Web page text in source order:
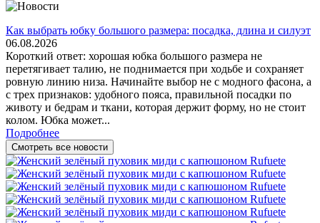
Как выбрать юбку большого размера: посадка, длина и силуэт
06.08.2026
Короткий ответ: хорошая юбка большого размера не
перетягивает талию, не поднимается при ходьбе и сохраняет
ровную линию низа. Начинайте выбор не с модного фасона, а
с трех признаков: удобного пояса, правильной посадки по
животу и бедрам и ткани, которая держит форму, но не стоит
колом. Юбка может...
Подробнее
Смотреть все новости